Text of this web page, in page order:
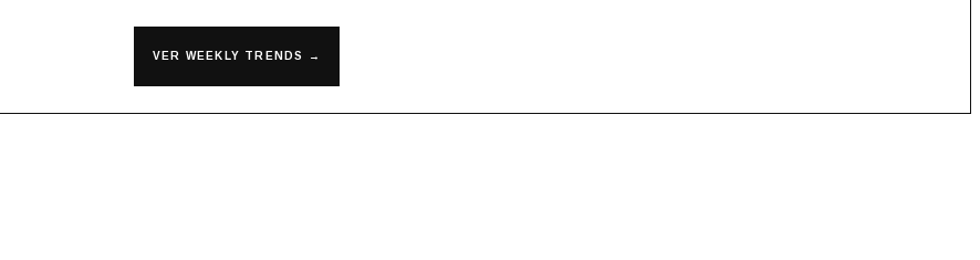
VER WEEKLY TRENDS →